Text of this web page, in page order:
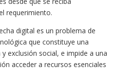
requerimiento.
digital es un problema de
que constituye una
exclusión social, e impide a una
acceder a recursos esenciales